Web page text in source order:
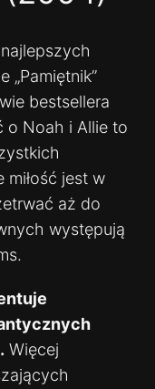
„Pamiętnik”
bestsellera
o Noah i Allie to
jest w
aż do
występują
Więcej